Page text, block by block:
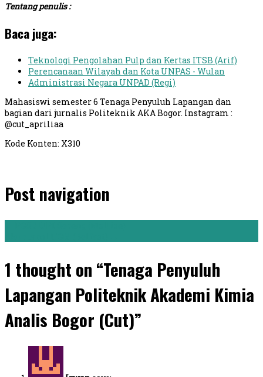
Tentang penulis :
Baca juga:
Teknologi Pengolahan Pulp dan Kertas ITSB (Arif)
Perencanaan Wilayah dan Kota UNPAS - Wulan
Administrasi Negara UNPAD (Regi)
Mahasiswi semester 6 Tenaga Penyuluh Lapangan dan
bagian dari jurnalis Politeknik AKA Bogor. Instagram :
@cut_apriliaa
Kode Konten: X310
Post navigation
1 thought on “Tenaga Penyuluh
Lapangan Politeknik Akademi Kimia
Analis Bogor (Cut)”